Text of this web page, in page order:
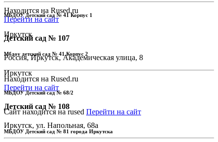
Находится на Rused.ru
Перейти на сайт
Детский сад № 107
Россия, Иркутск, Академическая улица, 8
Находится на Rused.ru
Перейти на сайт
Детский сад № 108
Иркутск, ул. Напольная, 68а
МБДОУ Детский сад № 41 Корпус 1
Иркутск
Мбдоу детский сад № 41 Корпус 2
Иркутск
МБДОУ Детский сад № 68/2
Сайт находится на rused Перейти на сайт
МБДОУ Детский сад № 81 города Иркутска